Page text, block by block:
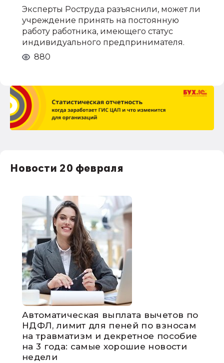
Эксперты Роструда разъяснили, может ли
учреждение принять на постоянную
работу работника, имеющего статус
индивидуального предпринимателя.
880
Новости 20 февраля
Автоматическая выплата вычетов по
НДФЛ, лимит для пеней по взносам
на травматизм и декретное пособие
на 3 года: самые хорошие новости
недели